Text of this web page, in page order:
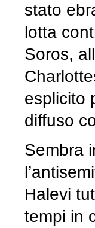
stato
lotta
Soros,
esplicito
diffuso
Sembra
Halevi
tempi in